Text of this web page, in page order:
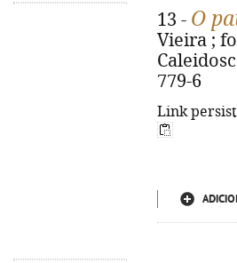
13 - O
Vieira ;
779-6
Link